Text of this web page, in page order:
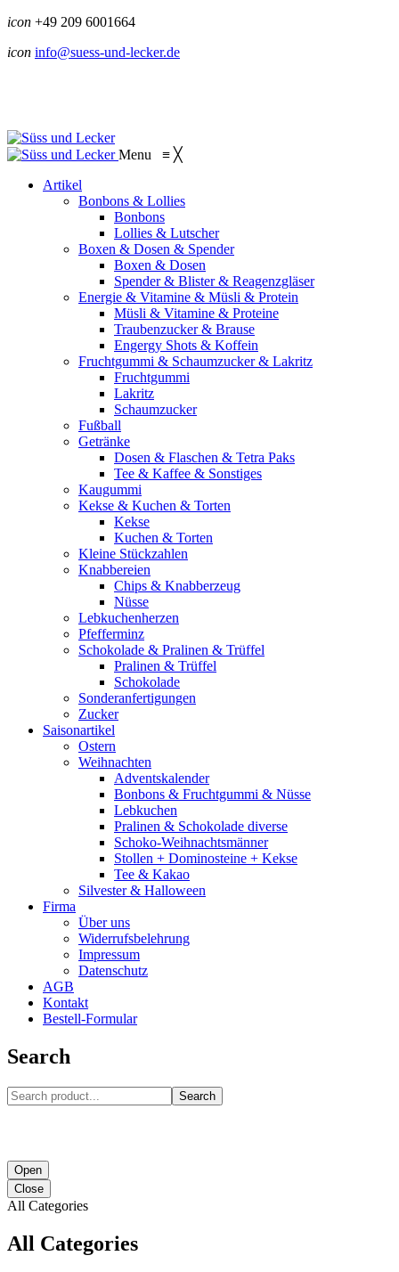
icon +49 209 6001664
icon info@suess-und-lecker.de
Menu ≡ ╳
Artikel
Bonbons & Lollies
Bonbons
Lollies & Lutscher
Boxen & Dosen & Spender
Boxen & Dosen
Spender & Blister & Reagenzgläser
Energie & Vitamine & Müsli & Protein
Müsli & Vitamine & Proteine
Traubenzucker & Brause
Engergy Shots & Koffein
Fruchtgummi & Schaumzucker & Lakritz
Fruchtgummi
Lakritz
Schaumzucker
Fußball
Getränke
Dosen & Flaschen & Tetra Paks
Tee & Kaffee & Sonstiges
Kaugummi
Kekse & Kuchen & Torten
Kekse
Kuchen & Torten
Kleine Stückzahlen
Knabbereien
Chips & Knabberzeug
Nüsse
Lebkuchenherzen
Pfefferminz
Schokolade & Pralinen & Trüffel
Pralinen & Trüffel
Schokolade
Sonderanfertigungen
Zucker
Saisonartikel
Ostern
Weihnachten
Adventskalender
Bonbons & Fruchtgummi & Nüsse
Lebkuchen
Pralinen & Schokolade diverse
Schoko-Weihnachtsmänner
Stollen + Dominosteine + Kekse
Tee & Kakao
Silvester & Halloween
Firma
Über uns
Widerrufsbelehrung
Impressum
Datenschutz
AGB
Kontakt
Bestell-Formular
Search
Search
Open
Close
All Categories
All Categories